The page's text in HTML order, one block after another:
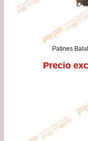
Patines
Precio